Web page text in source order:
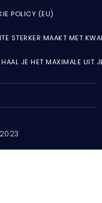
POLICY (EU)
STERKER MAAKT MET
JE HET MAXIMALE UIT